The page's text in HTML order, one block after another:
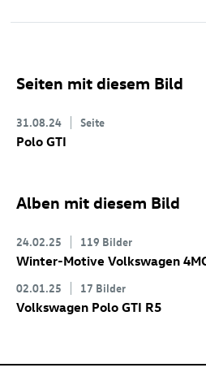
Seiten mit diesem Bild
31.08.24 Seite
Polo GTI
Alben mit diesem Bild
24.02.25 119 Bilder
Winter-Motive Volkswagen
02.01.25 17 Bilder
Volkswagen Polo GTI R5